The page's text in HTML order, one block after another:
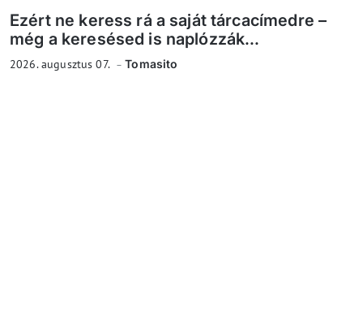
Ezért ne keress rá a saját tárcacímedre –
még a keresésed is naplózzák...
2026. augusztus 07. Tomasito